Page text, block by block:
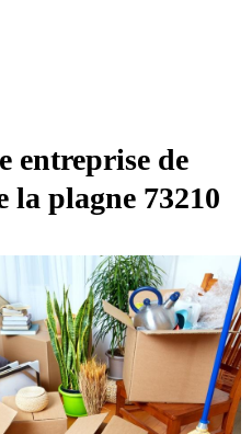
entreprise de
la plagne 73210